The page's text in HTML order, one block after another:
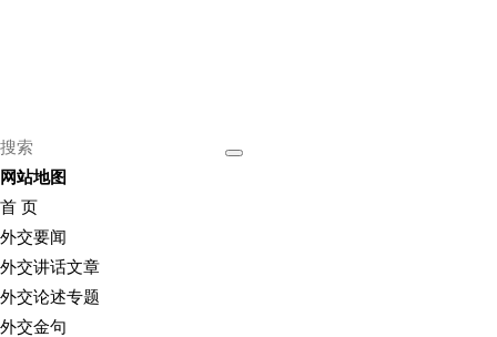
网站地图
首 页
外交要闻
外交讲话文章
外交论述专题
外交金句